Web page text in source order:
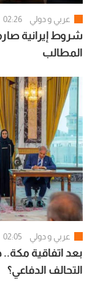
عربي و دولي 02:26
شروط إيرانية
المطالب
عربي و دولي 02:05
بعد اتفاقية
التحالف الدفاعي؟